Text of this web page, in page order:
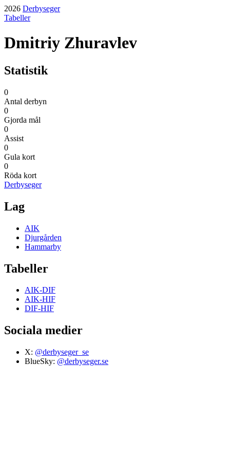
2026 Derbyseger
Tabeller
Dmitriy Zhuravlev
Statistik
0
Antal derbyn
0
Gjorda mål
0
Assist
0
Gula kort
0
Röda kort
Derbyseger
Lag
AIK
Djurgården
Hammarby
Tabeller
AIK-DIF
AIK-HIF
DIF-HIF
Sociala medier
X: @derbyseger_se
BlueSky: @derbyseger.se